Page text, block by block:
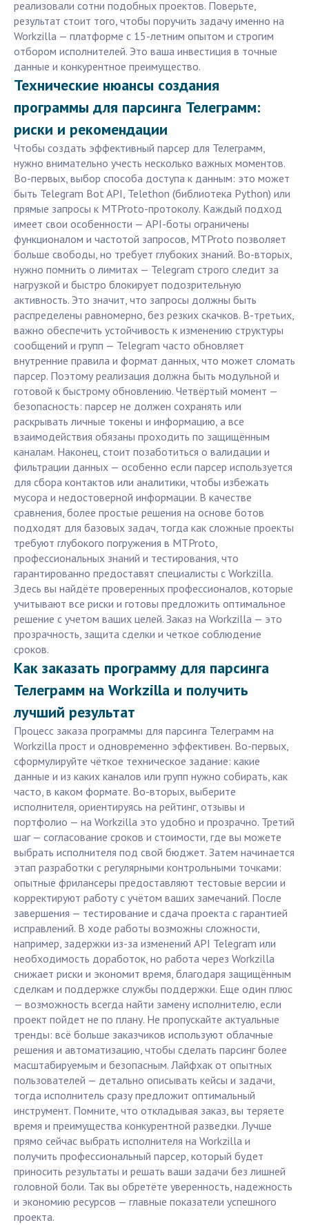
реализовали сотни подобных проектов. Поверьте,
результат стоит того, чтобы поручить задачу именно на
Workzilla — платформе с 15-летним опытом и строгим
отбором исполнителей. Это ваша инвестиция в точные
данные и конкурентное преимущество.
Технические нюансы создания
программы для парсинга Телеграмм:
риски и рекомендации
Чтобы создать эффективный парсер для Телеграмм,
нужно внимательно учесть несколько важных моментов.
Во-первых, выбор способа доступа к данным: это может
быть Telegram Bot API, Telethon (библиотека Python) или
прямые запросы к MTProto-протоколу. Каждый подход
имеет свои особенности — API-боты ограничены
функционалом и частотой запросов, MTProto позволяет
больше свободы, но требует глубоких знаний. Во-вторых,
нужно помнить о лимитах — Telegram строго следит за
нагрузкой и быстро блокирует подозрительную
активность. Это значит, что запросы должны быть
распределены равномерно, без резких скачков. В-третьих,
важно обеспечить устойчивость к изменению структуры
сообщений и групп — Telegram часто обновляет
внутренние правила и формат данных, что может сломать
парсер. Поэтому реализация должна быть модульной и
готовой к быстрому обновлению. Четвёртый момент —
безопасность: парсер не должен сохранять или
раскрывать личные токены и информацию, а все
взаимодействия обязаны проходить по защищённым
каналам. Наконец, стоит позаботиться о валидации и
фильтрации данных — особенно если парсер используется
для сбора контактов или аналитики, чтобы избежать
мусора и недостоверной информации. В качестве
сравнения, более простые решения на основе ботов
подходят для базовых задач, тогда как сложные проекты
требуют глубокого погружения в MTProto,
профессиональных знаний и тестирования, что
гарантированно предоставят специалисты с Workzilla.
Здесь вы найдёте проверенных профессионалов, которые
учитывают все риски и готовы предложить оптимальное
решение с учетом ваших целей. Заказ на Workzilla — это
прозрачность, защита сделки и четкое соблюдение
сроков.
Как заказать программу для парсинга
Телеграмм на Workzilla и получить
лучший результат
Процесс заказа программы для парсинга Телеграмм на
Workzilla прост и одновременно эффективен. Во-первых,
сформулируйте чёткое техническое задание: какие
данные и из каких каналов или групп нужно собирать, как
часто, в каком формате. Во-вторых, выберите
исполнителя, ориентируясь на рейтинг, отзывы и
портфолио — на Workzilla это удобно и прозрачно. Третий
шаг — согласование сроков и стоимости, где вы можете
выбрать исполнителя под свой бюджет. Затем начинается
этап разработки с регулярными контрольными точками:
опытные фрилансеры предоставляют тестовые версии и
корректируют работу с учётом ваших замечаний. После
завершения — тестирование и сдача проекта с гарантией
исправлений. В ходе работы возможны сложности,
например, задержки из-за изменений API Telegram или
необходимость доработок, но работа через Workzilla
снижает риски и экономит время, благодаря защищённым
сделкам и поддержке службы поддержки. Еще один плюс
— возможность всегда найти замену исполнителю, если
проект пойдет не по плану. Не пропускайте актуальные
тренды: всё больше заказчиков используют облачные
решения и автоматизацию, чтобы сделать парсинг более
масштабируемым и безопасным. Лайфхак от опытных
пользователей — детально описывать кейсы и задачи,
тогда исполнитель сразу предложит оптимальный
инструмент. Помните, что откладывая заказ, вы теряете
время и преимущества конкурентной разведки. Лучше
прямо сейчас выбрать исполнителя на Workzilla и
получить профессиональный парсер, который будет
приносить результаты и решать ваши задачи без лишней
головной боли. Так вы обретёте уверенность, надежность
и экономию ресурсов — главные показатели успешного
проекта.